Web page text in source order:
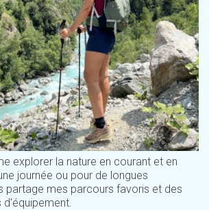
explorer la nature en courant et en
journée ou pour de longues
partage mes parcours favoris et des